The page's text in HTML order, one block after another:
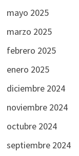
mayo 2025
marzo 2025
febrero 2025
enero 2025
diciembre 2024
noviembre 2024
octubre 2024
septiembre 2024